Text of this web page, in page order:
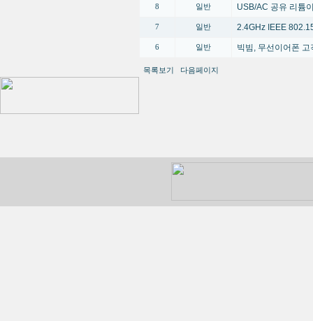
8 일반 USB/AC 공유 리튬
7 일반 2.4GHz IEEE
6 일반 빅빔, 무선이어폰 고
목록보기 다음페이지